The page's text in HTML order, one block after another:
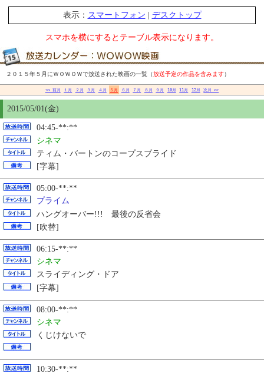
表示： スマートフォン デスクトップ
スマホを横にするとテーブル表示になります。
２０１５年５月にＷＯＷＯＷで放送された映画の一覧（放送予定の作品を含みます）
<< 前月 １月 ２月 ３月 ４月 ５月 ６月 ７月 ８月 ９月 10月 11月 12月 次月 >>
2015/05/01(金)
04:45-**:**
シネマ
ティム・バートンのコープスブライド
[字幕]
05:00-**:**
プライム
ハングオーバー!!! 最後の反省会
[吹替]
06:15-**:**
シネマ
スライディング・ドア
[字幕]
08:00-**:**
シネマ
くじけないで
10:30-**:**